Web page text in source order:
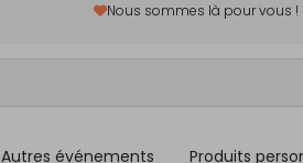
Nous sommes là pour vous !
Autres événements Produits